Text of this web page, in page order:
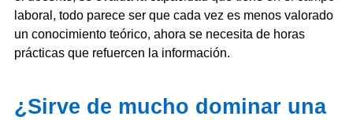
laboral, todo parece ser que cada vez es menos valorado
un conocimiento teórico, ahora se necesita de horas
prácticas que refuercen la información.
¿Sirve de mucho dominar una